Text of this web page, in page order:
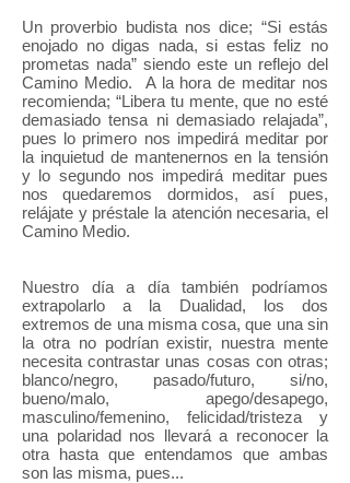
Un proverbio budista nos dice; “Si estás
enojado no digas nada, si estas feliz no
prometas nada” siendo este un reflejo del
Camino Medio. A la hora de meditar nos
recomienda; “Libera tu mente, que no esté
demasiado tensa ni demasiado relajada”,
pues lo primero nos impedirá meditar por
la inquietud de mantenernos en la tensión
y lo segundo nos impedirá meditar pues
nos quedaremos dormidos, así pues,
relájate y préstale la atención necesaria, el
Camino Medio.
Nuestro día a día también podríamos
extrapolarlo a la Dualidad, los dos
extremos de una misma cosa, que una sin
la otra no podrían existir, nuestra mente
necesita contrastar unas cosas con otras;
blanco/negro, pasado/futuro, si/no,
bueno/malo, apego/desapego,
masculino/femenino, felicidad/tristeza y
una polaridad nos llevará a reconocer la
otra hasta que entendamos que ambas
son las misma, pues...